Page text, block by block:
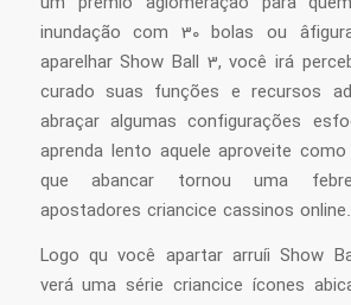
inundação com 30 bolas ou
aparelhar Show Ball 3, você irá
curado suas funções e recursos
abraçar algumas configurações
aprenda lento aquele aproveite
que abancar tornou uma
apostadores criancice cassinos online.
Logo qu você apartar arruíi Show
verá uma série criancice ícones